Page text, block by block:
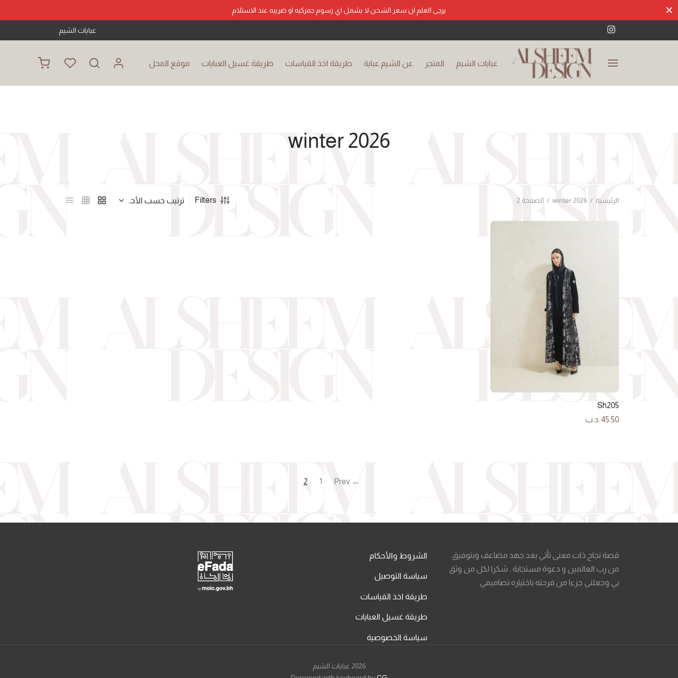
يرجى العلم ان سعر الشحن لا يشمل اي رسوم جمركيه او ضريبه عند الاستلام
عبايات الشيم
عبايات الشيم المتجر عن الشيم عباية طريقة اخذ القياسات طريقة غسيل العبايات موقع المحل
winter 2026
الرئيسية /
winter 2026
/ الصفحة 2 Filters
Sh205
45.50 .د.ب
← Prev
1
2
قصة نجاح ذات معنى تأتي بعد جهد مضاعف وبتوفيق
من رب العالمين و دعوة مستجابة . شكرا لكل من وثق
بي وجعلني جزءا من فرحته باختياره تصاميمي
الشروط والأحكام
سياسة التوصيل
طريقة اخذ القياسات
طريقة غسيل العبايات
سياسة الخصوصية
2026 عبايات الشيم